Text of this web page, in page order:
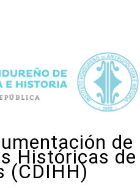
de
Históricas de
(CDIHH)